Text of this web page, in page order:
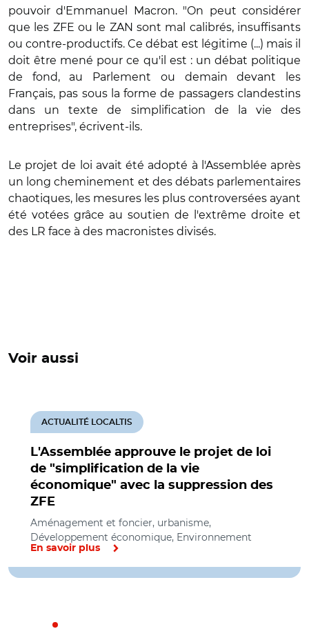
pouvoir d'Emmanuel Macron. "On peut considérer
que les ZFE ou le ZAN sont mal calibrés, insuffisants
ou contre-productifs. Ce débat est légitime (...) mais il
doit être mené pour ce qu'il est : un débat politique
de fond, au Parlement ou demain devant les
Français, pas sous la forme de passagers clandestins
dans un texte de simplification de la vie des
entreprises", écrivent-ils.
Le projet de loi avait été adopté à l'Assemblée après
un long cheminement et des débats parlementaires
chaotiques, les mesures les plus controversées ayant
été votées grâce au soutien de l'extrême droite et
des LR face à des macronistes divisés.
Voir aussi
L'Assemblée approuve le projet de loi
de "simplification de la vie
économique" avec la suppression des
ZFE
ACTUALITÉ LOCALTIS
Aménagement et foncier, urbanisme,
Développement économique, Environnement
En savoir plus